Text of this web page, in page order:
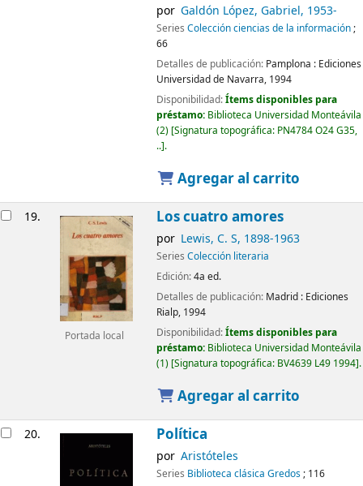
por Galdón López, Gabriel, 1953-
Series Colección ciencias de la información;
66
Detalles de publicación: Pamplona : Ediciones
Universidad de Navarra, 1994
Disponibilidad:Ítems disponibles para
préstamo: Biblioteca Universidad Monteávila
(2) Signatura topográfica: PN4784 O24 G35,
.. .
Agregar al carrito
19.
Portada local
Los cuatro amores
por Lewis, C. S, 1898-1963
Series Colección literaria
Edición:4a ed.
Detalles de publicación: Madrid : Ediciones
Rialp, 1994
Disponibilidad:Ítems disponibles para
préstamo: Biblioteca Universidad Monteávila
(1) Signatura topográfica: BV4639 L49 1994 .
Agregar al carrito
20. Política
por Aristóteles
Series Biblioteca clásica Gredos; 116